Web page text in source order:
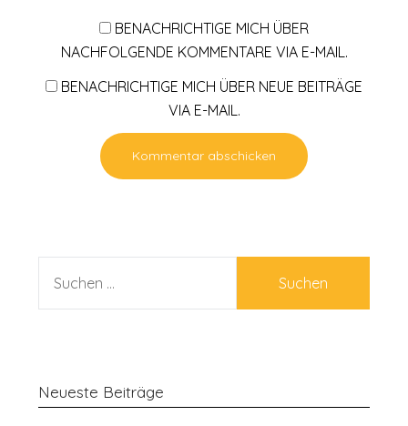
BENACHRICHTIGE MICH ÜBER
NACHFOLGENDE KOMMENTARE VIA E-MAIL.
BENACHRICHTIGE MICH ÜBER NEUE BEITRÄGE
VIA E-MAIL.
NACH:
Neueste Beiträge